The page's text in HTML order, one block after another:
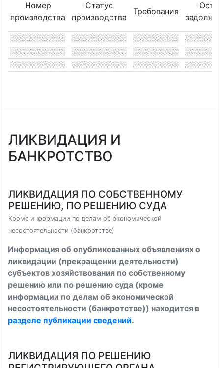
Номер
производства
Статус
производства
Требования
ЛИКВИДАЦИЯ И
БАНКРОТСТВО
ЛИКВИДАЦИЯ ПО СОБСТВЕННОМУ
РЕШЕНИЮ, ПО РЕШЕНИЮ СУДА
Кроме информации по делам об экономической
несостоятельности (банкротстве)
Информация об опубликованных объявлениях о
ликвидации (прекращении деятельности)
субъектов хозяйствования по собственному
решению или по решению суда (кроме
информации по делам об экономической
несостоятельности (банкротстве)) находится в
разделе публикации сведений.
ЛИКВИДАЦИЯ ПО РЕШЕНИЮ